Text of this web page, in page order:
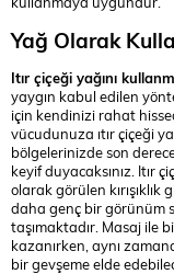
Yağ Olarak
Itır çiçeği yağını
yaygın kabul edilen
için kendinizi rahat
vücudunuza ıtır çiçeği
bölgelerinizde son
keyif duyacaksınız. Itır
olarak görülen
daha genç bir görünüm
taşımaktadır. Masaj ile
kazanırken, aynı
bir gevşeme elde